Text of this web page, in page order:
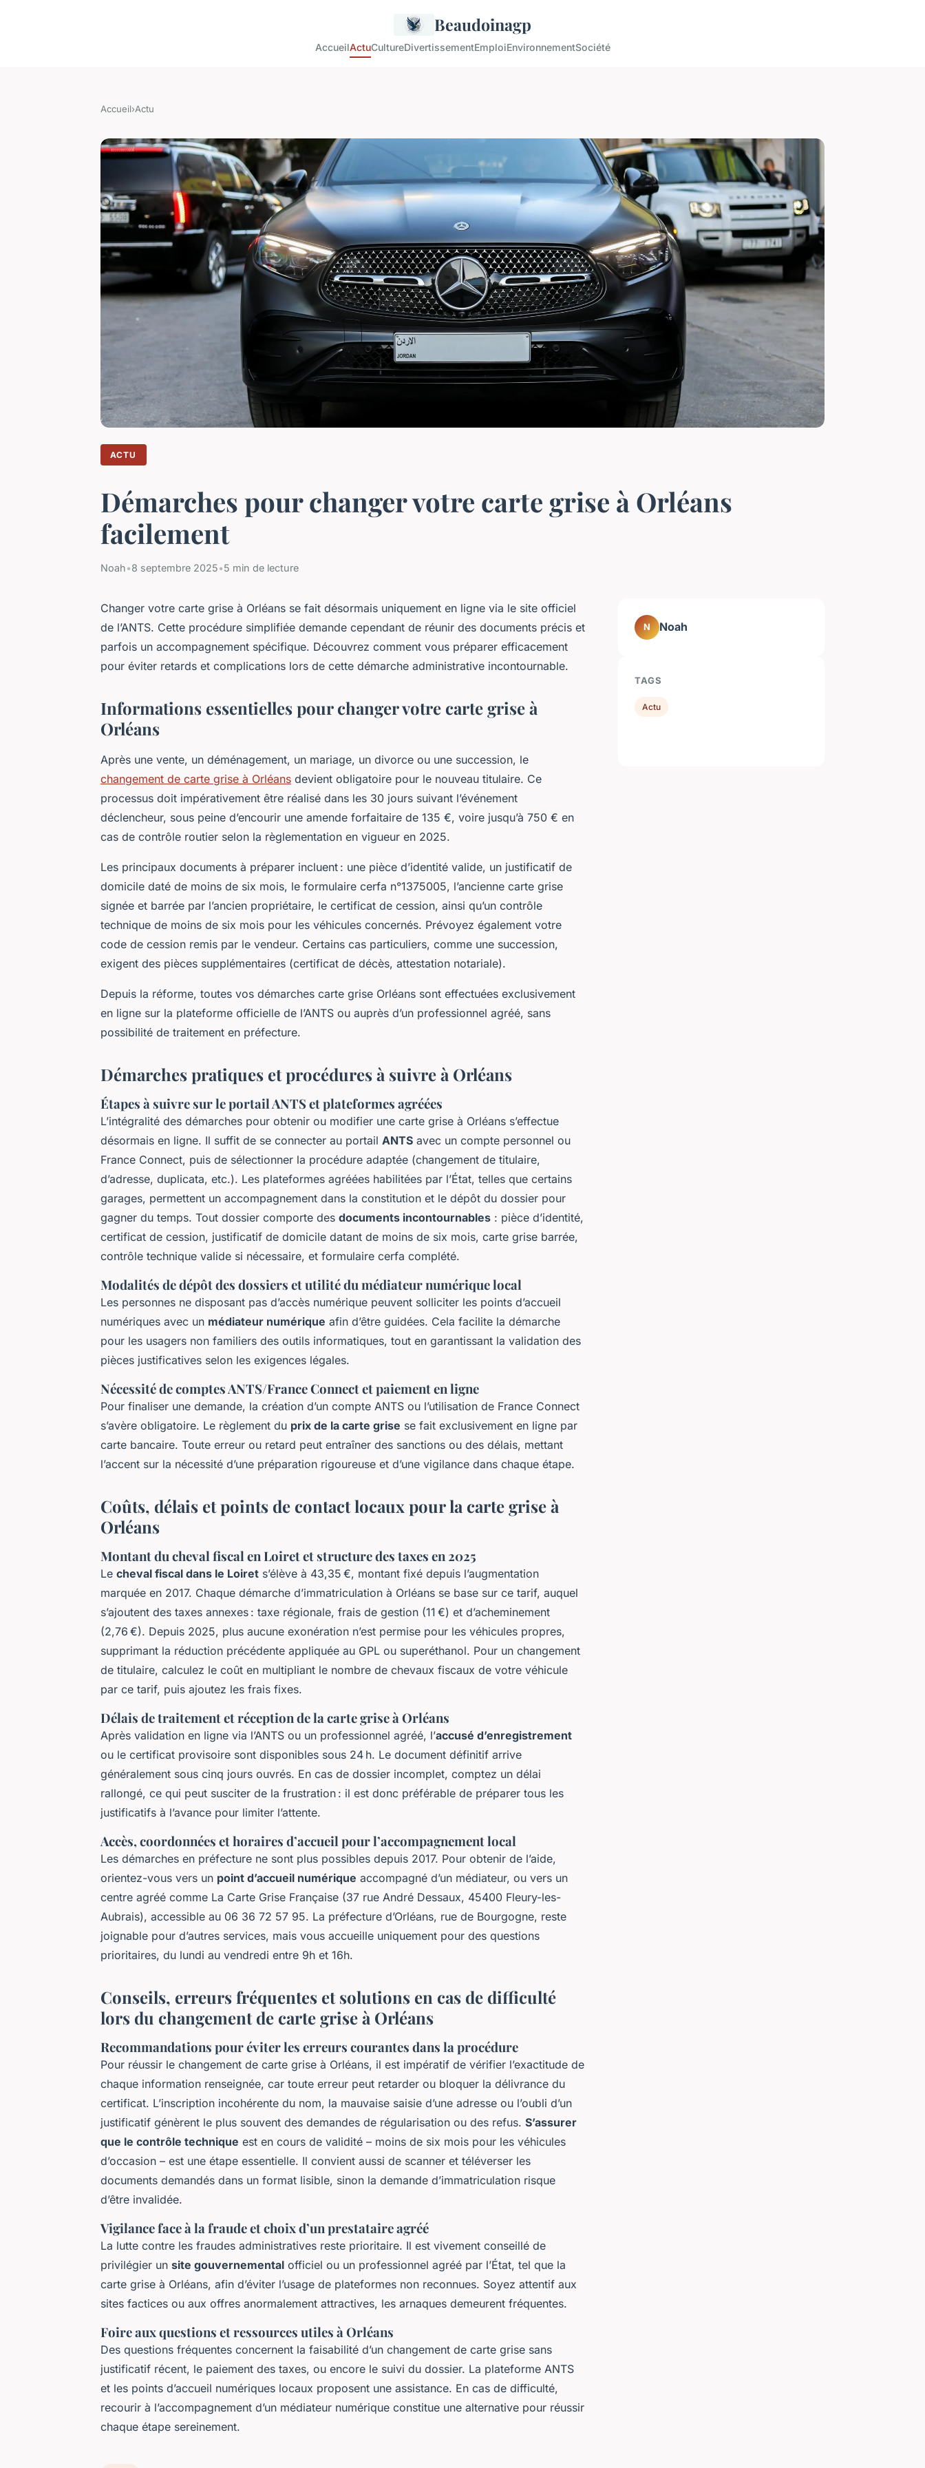
Beaudoinagp
AccueilActuCultureDivertissementEmploiEnvironnementSociété
Accueil›Actu
ACTU
Démarches pour changer votre carte grise à Orléans
facilement
Noah•8 septembre 2025•5 min de lecture
Changer votre carte grise à Orléans se fait désormais uniquement en ligne via le site officiel
de l’ANTS. Cette procédure simplifiée demande cependant de réunir des documents précis et
parfois un accompagnement spécifique. Découvrez comment vous préparer efficacement
pour éviter retards et complications lors de cette démarche administrative incontournable.
Informations essentielles pour changer votre carte grise à
Orléans
Après une vente, un déménagement, un mariage, un divorce ou une succession, le
changement de carte grise à Orléans devient obligatoire pour le nouveau titulaire. Ce
processus doit impérativement être réalisé dans les 30 jours suivant l’événement
déclencheur, sous peine d’encourir une amende forfaitaire de 135 €, voire jusqu’à 750 € en
cas de contrôle routier selon la règlementation en vigueur en 2025.
Les principaux documents à préparer incluent : une pièce d’identité valide, un justificatif de
domicile daté de moins de six mois, le formulaire cerfa n°1375005, l’ancienne carte grise
signée et barrée par l’ancien propriétaire, le certificat de cession, ainsi qu’un contrôle
technique de moins de six mois pour les véhicules concernés. Prévoyez également votre
code de cession remis par le vendeur. Certains cas particuliers, comme une succession,
exigent des pièces supplémentaires (certificat de décès, attestation notariale).
Depuis la réforme, toutes vos démarches carte grise Orléans sont effectuées exclusivement
en ligne sur la plateforme officielle de l’ANTS ou auprès d’un professionnel agréé, sans
possibilité de traitement en préfecture.
Démarches pratiques et procédures à suivre à Orléans
Étapes à suivre sur le portail ANTS et plateformes agréées
L’intégralité des démarches pour obtenir ou modifier une carte grise à Orléans s’effectue
désormais en ligne. Il suffit de se connecter au portail ANTS avec un compte personnel ou
France Connect, puis de sélectionner la procédure adaptée (changement de titulaire,
d’adresse, duplicata, etc.). Les plateformes agréées habilitées par l’État, telles que certains
garages, permettent un accompagnement dans la constitution et le dépôt du dossier pour
gagner du temps. Tout dossier comporte des documents incontournables : pièce d’identité,
certificat de cession, justificatif de domicile datant de moins de six mois, carte grise barrée,
contrôle technique valide si nécessaire, et formulaire cerfa complété.
Modalités de dépôt des dossiers et utilité du médiateur numérique local
Les personnes ne disposant pas d’accès numérique peuvent solliciter les points d’accueil
numériques avec un médiateur numérique afin d’être guidées. Cela facilite la démarche
pour les usagers non familiers des outils informatiques, tout en garantissant la validation des
pièces justificatives selon les exigences légales.
Nécessité de comptes ANTS/France Connect et paiement en ligne
Pour finaliser une demande, la création d’un compte ANTS ou l’utilisation de France Connect
s’avère obligatoire. Le règlement du prix de la carte grise se fait exclusivement en ligne par
carte bancaire. Toute erreur ou retard peut entraîner des sanctions ou des délais, mettant
l’accent sur la nécessité d’une préparation rigoureuse et d’une vigilance dans chaque étape.
Coûts, délais et points de contact locaux pour la carte grise à
Orléans
Montant du cheval fiscal en Loiret et structure des taxes en 2025
Le cheval fiscal dans le Loiret s’élève à 43,35 €, montant fixé depuis l’augmentation
marquée en 2017. Chaque démarche d’immatriculation à Orléans se base sur ce tarif, auquel
s’ajoutent des taxes annexes : taxe régionale, frais de gestion (11 €) et d’acheminement
(2,76 €). Depuis 2025, plus aucune exonération n’est permise pour les véhicules propres,
supprimant la réduction précédente appliquée au GPL ou superéthanol. Pour un changement
de titulaire, calculez le coût en multipliant le nombre de chevaux fiscaux de votre véhicule
par ce tarif, puis ajoutez les frais fixes.
Délais de traitement et réception de la carte grise à Orléans
Après validation en ligne via l’ANTS ou un professionnel agréé, l’accusé d’enregistrement
ou le certificat provisoire sont disponibles sous 24 h. Le document définitif arrive
généralement sous cinq jours ouvrés. En cas de dossier incomplet, comptez un délai
rallongé, ce qui peut susciter de la frustration : il est donc préférable de préparer tous les
justificatifs à l’avance pour limiter l’attente.
Accès, coordonnées et horaires d’accueil pour l’accompagnement local
Les démarches en préfecture ne sont plus possibles depuis 2017. Pour obtenir de l’aide,
orientez-vous vers un point d’accueil numérique accompagné d’un médiateur, ou vers un
centre agréé comme La Carte Grise Française (37 rue André Dessaux, 45400 Fleury-les-
Aubrais), accessible au 06 36 72 57 95. La préfecture d’Orléans, rue de Bourgogne, reste
joignable pour d’autres services, mais vous accueille uniquement pour des questions
prioritaires, du lundi au vendredi entre 9h et 16h.
Conseils, erreurs fréquentes et solutions en cas de difficulté
lors du changement de carte grise à Orléans
Recommandations pour éviter les erreurs courantes dans la procédure
Pour réussir le changement de carte grise à Orléans, il est impératif de vérifier l’exactitude de
chaque information renseignée, car toute erreur peut retarder ou bloquer la délivrance du
certificat. L’inscription incohérente du nom, la mauvaise saisie d’une adresse ou l’oubli d’un
justificatif génèrent le plus souvent des demandes de régularisation ou des refus. S’assurer
que le contrôle technique est en cours de validité – moins de six mois pour les véhicules
d’occasion – est une étape essentielle. Il convient aussi de scanner et téléverser les
documents demandés dans un format lisible, sinon la demande d’immatriculation risque
d’être invalidée.
Vigilance face à la fraude et choix d’un prestataire agréé
La lutte contre les fraudes administratives reste prioritaire. Il est vivement conseillé de
privilégier un site gouvernemental officiel ou un professionnel agréé par l’État, tel que la
carte grise à Orléans, afin d’éviter l’usage de plateformes non reconnues. Soyez attentif aux
sites factices ou aux offres anormalement attractives, les arnaques demeurent fréquentes.
Foire aux questions et ressources utiles à Orléans
Des questions fréquentes concernent la faisabilité d’un changement de carte grise sans
justificatif récent, le paiement des taxes, ou encore le suivi du dossier. La plateforme ANTS
et les points d’accueil numériques locaux proposent une assistance. En cas de difficulté,
recourir à l’accompagnement d’un médiateur numérique constitue une alternative pour réussir
chaque étape sereinement.
N Noah
TAGS
Actu